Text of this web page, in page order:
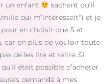
un enfant
sachant qu’il
qui m’intéressait*) et je
en choisir que 5 et
car en plus de vouloir toute
de les lire et relire..Si
était possible d’acheter
demandé à mes